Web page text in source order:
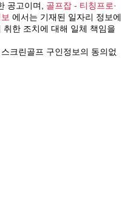
공고이며, 골프잡 - 티칭프로·
에서는 기재된 일자리 정보에
한 조치에 대해 일체 책임을
크린골프 구인정보의 동의없